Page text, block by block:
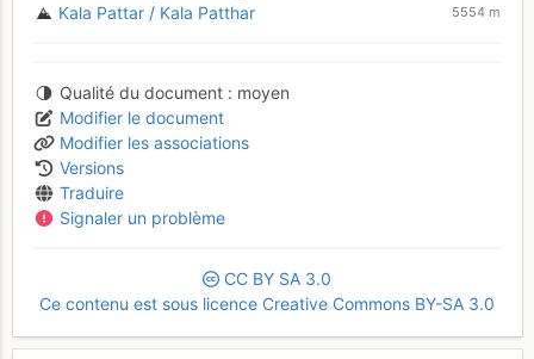
Kala Pattar / Kala Patthar 5554 m
Qualité du document
moyen
Modifier le document
Modifier les associations
Versions
Traduire
Signaler un problème
CC BY SA 3.0
Ce contenu est sous licence Creative Commons BY-SA 3.0